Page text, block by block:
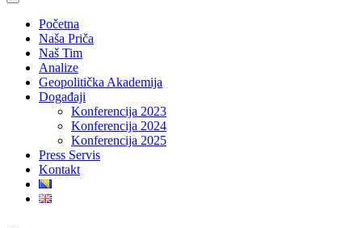
Početna
Naša Priča
Naš Tim
Analize
Geopolitička Akademija
Događaji
Konferencija 2023
Konferencija 2024
Konferencija 2025
Press Servis
Kontakt